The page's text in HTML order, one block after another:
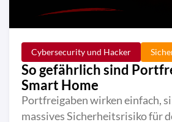
Cybersecurity und Hacker
So gefährlich sind
Smart Home
Portfreigaben wirken einfach,
massives Sicherheitsrisiko für